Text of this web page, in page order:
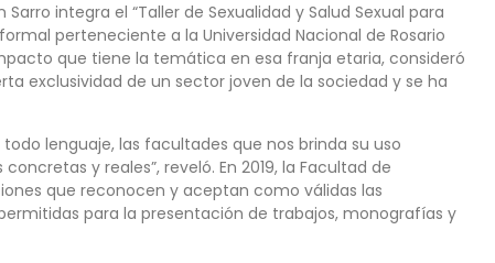
integra el “Taller de Sexualidad y Salud Sexual para
perteneciente a la Universidad Nacional de Rosario
que tiene la temática en esa franja etaria, consideró
exclusividad de un sector joven de la sociedad y se ha
lenguaje, las facultades que nos brinda su uso
y reales”, reveló. En 2019, la Facultad de
que reconocen y aceptan como válidas las
para la presentación de trabajos, monografías y